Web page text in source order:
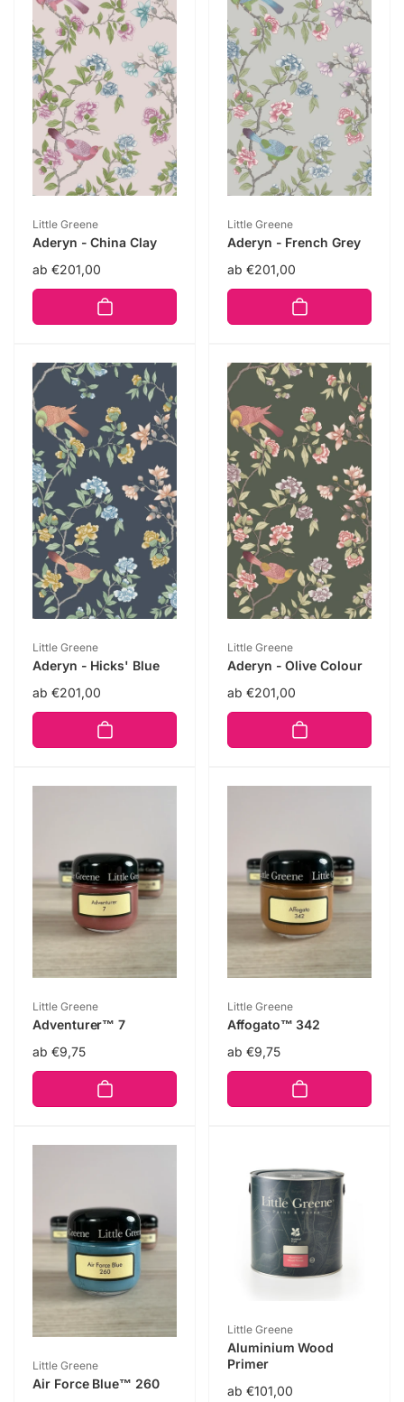
Anbieter:
Little Greene
Aderyn - China Clay
Normaler
Preis
ab €201,00
Anbieter:
Little Greene
Aderyn - French Grey
Normaler
Preis
ab €201,00
Anbieter:
Little Greene
Aderyn - Hicks' Blue
Normaler
Preis
ab €201,00
Anbieter:
Little Greene
Aderyn - Olive Colour
Normaler
Preis
ab €201,00
Anbieter:
Little Greene
Adventurer™ 7
Normaler
Preis
ab €9,75
Anbieter:
Little Greene
Affogato™ 342
Normaler
Preis
ab €9,75
Anbieter:
Little Greene
Air Force Blue™ 260
Anbieter:
Little Greene
Aluminium Wood
Primer
Normaler
ab €101,00